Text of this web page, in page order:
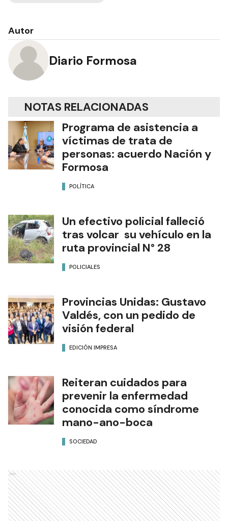
Autor
Diario Formosa
NOTAS RELACIONADAS
Programa de asistencia a
víctimas de trata de
personas: acuerdo Nación y
Formosa
POLÍTICA
Un efectivo policial falleció
tras volcar su vehículo en la
ruta provincial N° 28
POLICIALES
Provincias Unidas: Gustavo
Valdés, con un pedido de
visión federal
EDICIÓN IMPRESA
Reiteran cuidados para
prevenir la enfermedad
conocida como síndrome
mano-ano-boca
SOCIEDAD
Ads